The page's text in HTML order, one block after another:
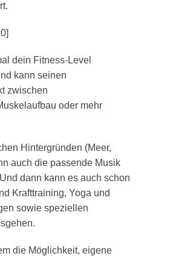
dein Fitness-Level
kann seinen
zwischen
oder mehr
Hintergründen (Meer,
auch die passende Musik
dann kann es auch schon
Krafttraining, Yoga und
sowie speziellen
die Möglichkeit, eigene